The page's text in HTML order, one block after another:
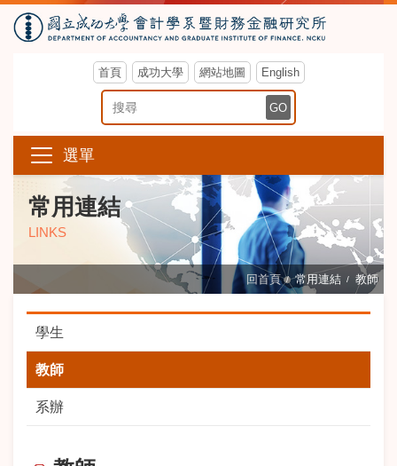
首頁 成功大學 網站地圖 English
搜尋關鍵字 GO
選單
常用連結
LINKS
回首頁 常用連結 教師
學生
教師
系辦